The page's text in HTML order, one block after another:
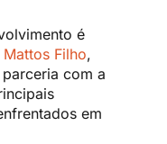
é
Mattos Filho,
com a
em